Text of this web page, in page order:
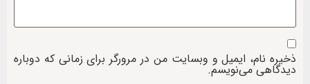
ذخیره نام، ایمیل و وبسایت من در مرورگر برای زمانی که دوباره
دیدگاهی می‌نویسم.